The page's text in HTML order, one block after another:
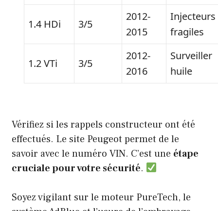
1.4 HDi 3/5
2012-
2015
Injecteurs
fragiles
1.2 VTi 3/5
2012-
2016
Surveiller
huile
Vérifiez si les rappels constructeur ont été
effectués. Le site Peugeot permet de le
savoir avec le numéro VIN. C’est une étape
cruciale pour votre sécurité.
Soyez vigilant sur le moteur PureTech, le